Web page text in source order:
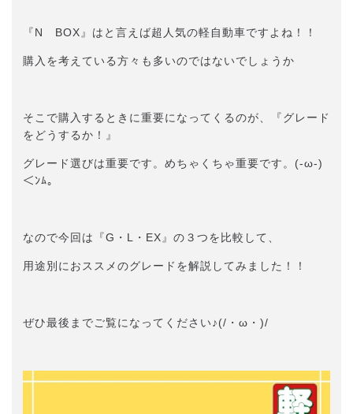
『N BOX』はと言えば超人気の軽自動車ですよね！！
購入を考えている方々も多いのではないでしょうか
そこで購入するときに重要になってくるのが、『グレード
をどうするか！』
グレード選びは重要です。めちゃくちゃ重要です。(-ω-)
＜ﾝﾑ。
なので今回は『G・L・EX』の３つを比較して、
用途別におススメのグレードを解説してみました！！
ぜひ最後までご覧になってください♪(/・ω・)/